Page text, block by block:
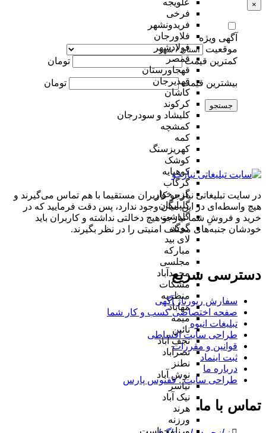
علویجه
فرخی
فریدونشهر
فلاورجان
فولادشهر
قمصر
قهجاورستان
قهدیرجان
کاشان
کرکوند
کلیشاد و سودرجان
کمشچه
کمه
کهریزسنگ
کوشک
کوهپایه
گرگاب
گزبرخوار
گلپایگان
گلدشت
گوگد
لای بید
مبارکه
مجلسی
محمدآباد
مشکات
منظریه
مهاباد
میمه
نائین
نجف آباد
نصرآباد
نطنز
نوش آباد
نیاسر
نیک آباد
هرند
ورزنه
×
آگهی ویژه
موقعیت
کمترین قیمت
تومان
بیشترین قیمت تومان
جستجو
در سایت تبلیغاتی نیازجو کاربران مستقیما با هم تماس می‌گیرند و
هیچ واسطه‌ای در این میان وجود ندارد، پس دقت فرمایید که در
خرید و فروشِ شما نیازجو هیچ دخالتی نداشته و کاربران باید
خودشان جنبه‌های مختلف امنیتی را در نظر بگیرند.
دسترسی سریع
سفارش رپورتاژ آگهی
صفحه اختصاصی کسب و کار شما
تبلیغات انبوه
طراحی سایت اقساطی
قوانین و مقررات
ثبت اینماد
درباره ما
طراحی سایت : ققنوس پارس
تماس با ما